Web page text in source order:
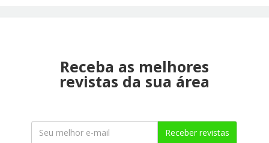
Receba as melhores
revistas da sua área
Receber revistas